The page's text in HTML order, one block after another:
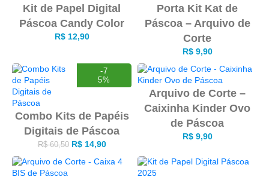
Kit de Papel Digital
Páscoa Candy Color
R$12,90
Porta Kit Kat de
Páscoa – Arquivo de
Corte
R$9,90
-7
5%
Combo Kits de Papéis
Digitais de Páscoa
R$60,50 R$14,90
Arquivo de Corte –
Caixinha Kinder Ovo
de Páscoa
R$9,90